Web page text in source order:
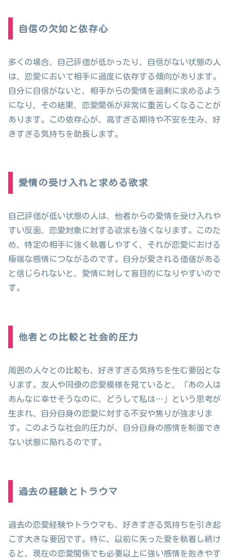
自信の欠如と依存心
多くの場合、自己評価が低かったり、自信がない状態の人
は、恋愛において相手に過度に依存する傾向があります。
自分に自信がないと、相手からの愛情を過剰に求めるよう
になり、その結果、恋愛関係が非常に重苦しくなることが
あります。この依存心が、高すぎる期待や不安を生み、好
きすぎる気持ちを助長します。
愛情の受け入れと求める欲求
自己評価が低い状態の人は、他者からの愛情を受け入れや
すい反面、恋愛対象に対する欲求も強くなります。このた
め、特定の相手に強く執着しやすく、それが恋愛における
極端な感情につながるのです。自分が愛される価値がある
と信じられないと、愛情に対して盲目的になりやすいので
す。
他者との比較と社会的圧力
周囲の人々との比較も、好きすぎる気持ちを生む要因とな
ります。友人や同僚の恋愛模様を見ていると、「あの人は
あんなに幸せそうなのに、どうして私は…」という思考が
生まれ、自分自身の恋愛に対する不安や焦りが強まりま
す。このような社会的圧力が、自分自身の感情を制御でき
ない状態に陥れるのです。
過去の経験とトラウマ
過去の恋愛経験やトラウマも、好きすぎる気持ちを引き起
こす大きな要因です。特に、以前に失った愛を執着し続け
ると、現在の恋愛関係でも必要以上に強い感情を抱きやす